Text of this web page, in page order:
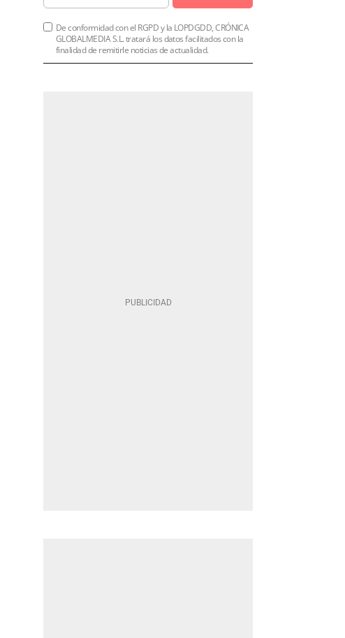
De conformidad con el RGPD y la LOPDGDD, CRÓNICA
GLOBALMEDIA S.L. tratará los datos facilitados con la
finalidad de remitirle noticias de actualidad.